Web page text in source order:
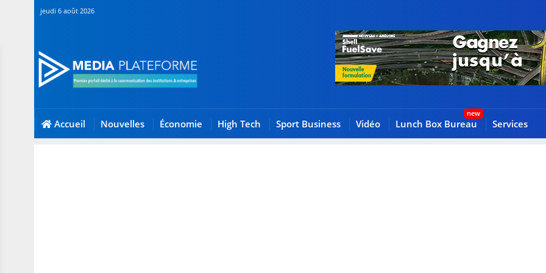
jeudi 6 août 2026
Accueil Nouvelles Économie High Tech Sport Business Vidéo Lunch Box Bureau Services